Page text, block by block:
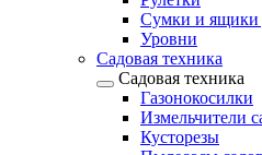
Сумки и ящики
Уровни
Садовая техника
Садовая техника
Газонокосилки
Измельчители
Кусторезы